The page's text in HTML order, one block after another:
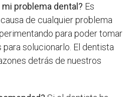
mi problema dental? Es
de cualquier problema
para poder tomar
solucionarlo. El dentista
detrás de nuestros